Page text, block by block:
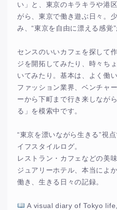
い」と、東京のキラキラや港
がら、東京で働き遊ぶ日々。
み、“東京を自由に漂える感覚
センスのいいカフェを探して
ジを開拓してみたり、時々ち
いてみたり。基本は、よく働
ファッション業界、ベンチャ
ーから下町まで行き来しなが
る」を模索中です。
“東京を漂いながら生きる”視
イフスタイルログ。
レストラン・カフェなどの美
ジュアリーホテル、本当によ
働き、生きる日々の記録。
A visual diary of Tokyo